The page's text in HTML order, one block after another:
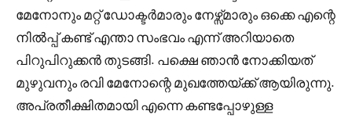
മേനോനും മറ്റ് ഡോക്ടർമാരും നേഴ്സ്മാരും ഒക്കെ എന്റെ
നിൽപ്പ് കണ്ട് എന്താ സംഭവം എന്ന് അറിയാതെ
പിറുപിറുക്കൻ തുടങ്ങി. പക്ഷെ ഞാൻ നോക്കിയത്
മുഴുവനും രവി മേനോന്റെ മുഖത്തേയ്ക്ക് ആയിരുന്നു.
അപ്രതീക്ഷിതമായി എന്നെ കണ്ടപ്പോഴുള്ള